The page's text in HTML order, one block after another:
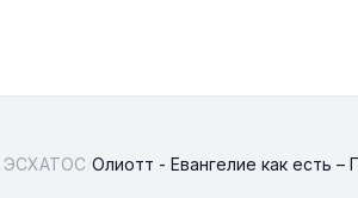
ЭСХАТОС Олиотт - Евангелие как есть –